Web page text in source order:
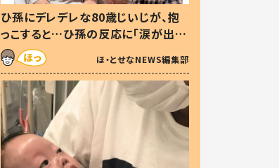
ひ孫にデレデレな80歳じいじが、抱
っこすると…ひ孫の反応に「涙が出ま
した」「可愛くて仕方ない」
ほ・とせなNEWS編集部